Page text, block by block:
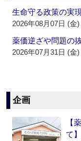
生命守る政策の実
2026年08月07日 (金)
薬価逆ざや問題の
2026年07月31日 (金)
企画
【
て